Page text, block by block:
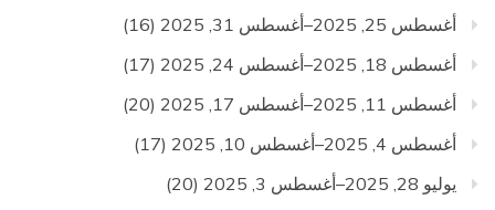
أغسطس 25, 2025–أغسطس 31, 2025
(16)
أغسطس 18, 2025–أغسطس 24, 2025
(17)
أغسطس 11, 2025–أغسطس 17, 2025
(20)
أغسطس 4, 2025–أغسطس 10, 2025
(17)
يوليو 28, 2025–أغسطس 3, 2025
(20)